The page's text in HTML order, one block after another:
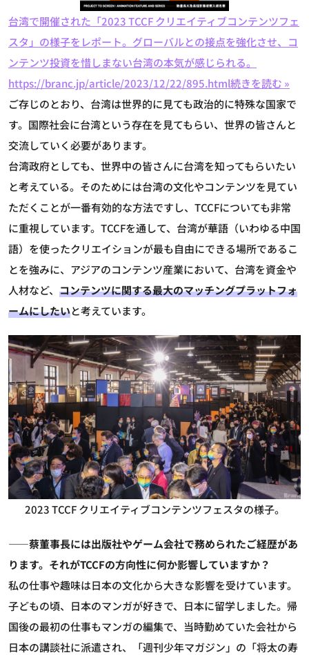
台湾で開催された「2023 TCCF クリエイティブコンテンツフェ
スタ」の様子をレポート。グローバルとの接点を強化させ、コ
ンテンツ投資を惜しまない台湾の本気が感じられる。
https://branc.jp/article/2023/12/22/895.html続きを読む »
ご存じのとおり、台湾は世界的に見ても政治的に特殊な国家で
す。国際社会に台湾という存在を見てもらい、世界の皆さんと
交流していく必要があります。
台湾政府としても、世界中の皆さんに台湾を知ってもらいたい
と考えている。そのためには台湾の文化やコンテンツを見てい
ただくことが一番有効的な方法ですし、TCCFについても非常
に重視しています。TCCFを通して、台湾が華語（いわゆる中国
語）を使ったクリエイションが最も自由にできる場所であるこ
とを強みに、アジアのコンテンツ産業において、台湾を資金や
人材など、 コンテンツに関する最大のマッチングプラットフォ
ームにしたいと考えています。
2023 TCCF クリエイティブコンテンツフェスタの様子。
――蔡董事長には出版社やゲーム会社で務められたご経歴があ
ります。それがTCCFの方向性に何か影響していますか？
私の仕事や趣味は日本の文化から大きな影響を受けています。
子どもの頃、日本のマンガが好きで、日本に留学しました。帰
国後の最初の仕事もマンガの編集で、当時勤めていた会社から
日本の講談社に派遣され、「週刊少年マガジン」の「将太の寿